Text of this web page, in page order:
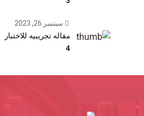
سبتمبر 26, 2023
مقاله تجريبيه للاختبار